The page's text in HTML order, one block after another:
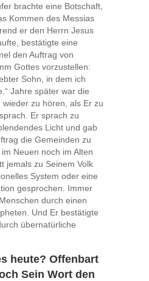
brachte eine Botschaft,
Kommen des Messias
er den Herrn Jesus
bestätigte eine
den Auftrag von
Gottes vorzustellen:
Sohn, in dem ich
Jahre später war die
zu hören, als Er zu
Er sprach zu
Licht und gab
die Gemeinden zu
Neuen noch im Alten
jemals zu Seinem Volk
System oder eine
gesprochen. Immer
durch einen
Und Er bestätigte
übernatürliche
heute? Offenbart
Sein Wort den